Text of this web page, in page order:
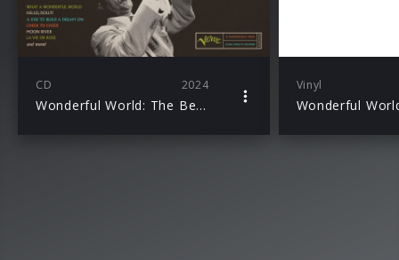
CD 2024
Wonderful World: The Best of Louis Armstrong
Vinyl